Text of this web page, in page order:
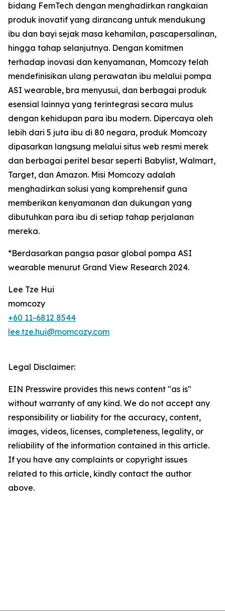
bidang FemTech dengan menghadirkan rangkaian
produk inovatif yang dirancang untuk mendukung
ibu dan bayi sejak masa kehamilan, pascapersalinan,
hingga tahap selanjutnya. Dengan komitmen
terhadap inovasi dan kenyamanan, Momcozy telah
mendefinisikan ulang perawatan ibu melalui pompa
ASI wearable, bra menyusui, dan berbagai produk
esensial lainnya yang terintegrasi secara mulus
dengan kehidupan para ibu modern. Dipercaya oleh
lebih dari 5 juta ibu di 80 negara, produk Momcozy
dipasarkan langsung melalui situs web resmi merek
dan berbagai peritel besar seperti Babylist, Walmart,
Target, dan Amazon. Misi Momcozy adalah
menghadirkan solusi yang komprehensif guna
memberikan kenyamanan dan dukungan yang
dibutuhkan para ibu di setiap tahap perjalanan
mereka.
*Berdasarkan pangsa pasar global pompa ASI
wearable menurut Grand View Research 2024.
Lee Tze Hui
momcozy
+60 11-6812 8544
lee.tze.hui@momcozy.com
Legal Disclaimer:
EIN Presswire provides this news content "as is"
without warranty of any kind. We do not accept any
responsibility or liability for the accuracy, content,
images, videos, licenses, completeness, legality, or
reliability of the information contained in this article.
If you have any complaints or copyright issues
related to this article, kindly contact the author
above.